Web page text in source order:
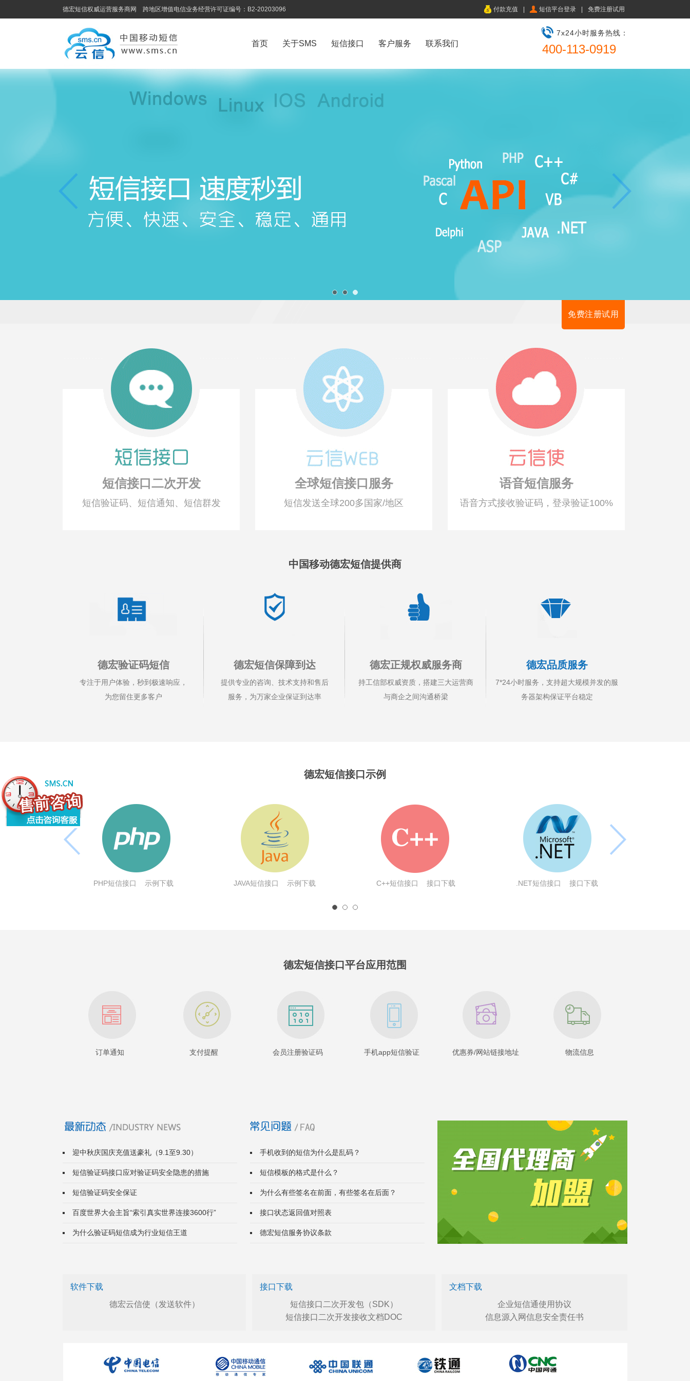
德宏短信权威运营服务商网 跨地区增值电信业务经营许可证编号：B2-20203096 付款充值 短信平台登录 免费注册试用
首页 关于SMS 短信接口 客户服务 联系我们
7x24小时服务热线：
400-113-0919
免费注册试用
短信接口二次开发
短信验证码、短信通知、短信群发
全球短信接口服务
短信发送全球200多国家/地区
语音短信服务
语音方式接收验证码，登录验证100%
中国移动德宏短信提供商
德宏验证码短信
专注于用户体验，秒到极速响应，
为您留住更多客户
德宏短信保障到达
提供专业的咨询、技术支持和售后
服务，为万家企业保证到达率
德宏正规权威服务商
持工信部权威资质，搭建三大运营商
与商企之间沟通桥梁
德宏品质服务
7*24小时服务，支持超大规模并发的服
务器架构保证平台稳定
德宏短信接口示例
PHP短信接口 示例下载 JAVA短信接口 示例下载 C++短信接口 接口下载 .NET短信接口 接口下载
德宏短信接口平台应用范围
订单通知 支付提醒 会员注册验证码 手机app短信验证 优惠券/网站链接地址 物流信息
迎中秋庆国庆充值送豪礼（9.1至9.30）
短信验证码接口应对验证码安全隐患的措施
短信验证码安全保证
百度世界大会主旨“索引真实世界连接3600行”
为什么验证码短信成为行业短信王道
手机收到的短信为什么是乱码？
短信模板的格式是什么？
为什么有些签名在前面，有些签名在后面？
接口状态返回值对照表
德宏短信服务协议条款
软件下载
德宏云信使（发送软件）
接口下载
短信接口二次开发包（SDK）
短信接口二次开发接收文档DOC
文档下载
企业短信通使用协议
信息源入网信息安全责任书